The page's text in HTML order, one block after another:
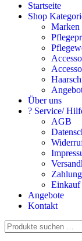
Startseite
Shop
Marken
Über uns
? Service/
AGB
Einkauf
Angebote
Kontakt
Suchen
nach: